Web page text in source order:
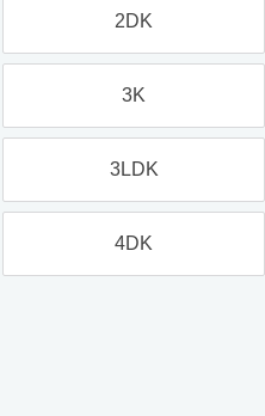
2DK
3K
3LDK
4DK